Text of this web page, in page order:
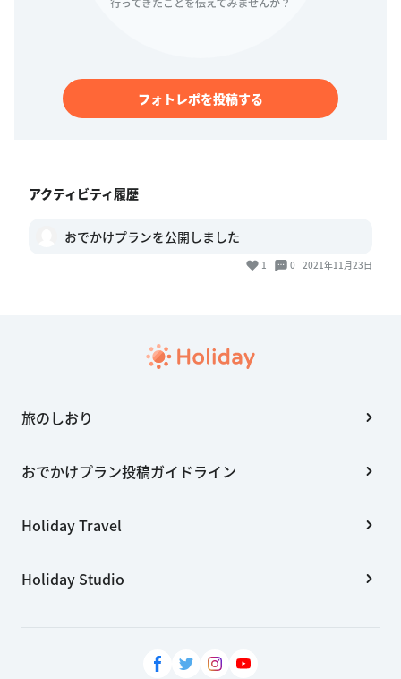
フォトレポを投稿する
アクティビティ履歴
おでかけプランを公開しました
1 0 2021年11月23日
旅のしおり
おでかけプラン投稿ガイドライン
Holiday Travel
Holiday Studio